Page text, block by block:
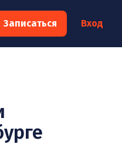
Записаться Вход
×
к